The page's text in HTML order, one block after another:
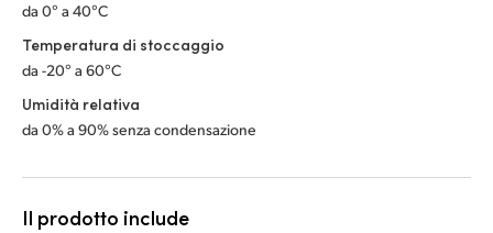
da 0° a 40°C
Temperatura di stoccaggio
da -20° a 60°C
Umidità relativa
da 0% a 90% senza condensazione
Il prodotto include